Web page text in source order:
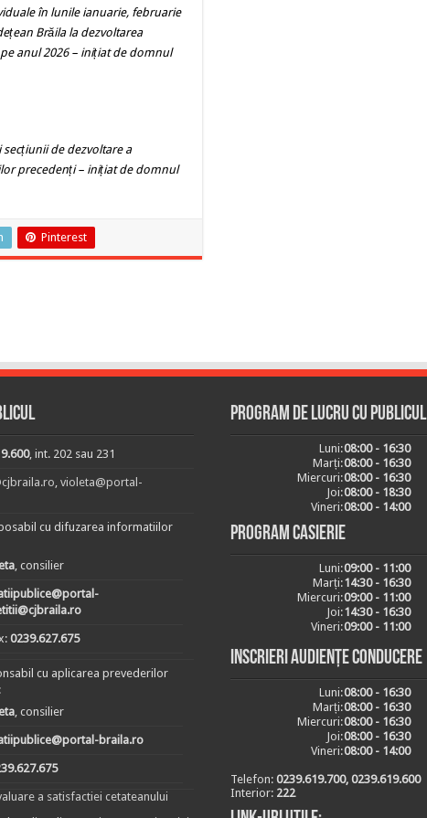
în lunile ianuarie, februarie
Brăila la dezvoltarea
anul 2026 – inițiat de domnul
de dezvoltare a
precedenți – inițiat de domnul
Pinterest
, int. 202 sau 231
,violeta@portal-
cu difuzarea informatiilor
, consilier
0239.627.675
cu aplicarea prevederilor
, consilier
braila.ro
a satisfactiei cetateanului
Program de lucru cu publicul
Luni:08:00 - 16:30
Marți:08:00 - 16:30
Miercuri:08:00 - 16:30
Joi:08:00 - 18:30
Vineri:08:00 - 14:00
Program casierie
Luni:09:00 - 11:00
Marți:14:30 - 16:30
Miercuri:09:00 - 11:00
Joi:14:30 - 16:30
Vineri:09:00 - 11:00
Inscrieri audiențe conducere
Luni:08:00 - 16:30
Marți:08:00 - 16:30
Miercuri:08:00 - 16:30
Joi:08:00 - 16:30
Vineri:08:00 - 14:00
Telefon: 0239.619.700, 0239.619.600
Interior: 222